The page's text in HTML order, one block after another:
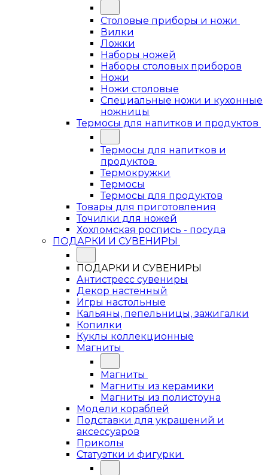
Столовые приборы и ножи
Вилки
Ложки
Наборы ножей
Наборы столовых приборов
Ножи
Ножи столовые
Специальные ножи и кухонные
ножницы
Термосы для напитков и продуктов
Термосы для напитков и
продуктов
Термокружки
Термосы
Термосы для продуктов
Товары для приготовления
Точилки для ножей
Хохломская роспись - посуда
ПОДАРКИ И СУВЕНИРЫ
ПОДАРКИ И СУВЕНИРЫ
Антистресс сувениры
Декор настенный
Игры настольные
Кальяны, пепельницы, зажигалки
Копилки
Куклы коллекционные
Магниты
Магниты
Магниты из керамики
Магниты из полистоуна
Модели кораблей
Подставки для украшений и
аксессуаров
Приколы
Статуэтки и фигурки